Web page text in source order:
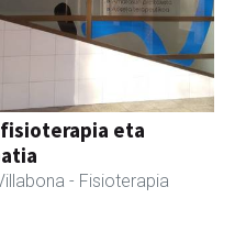
eta
- Fisioterapia